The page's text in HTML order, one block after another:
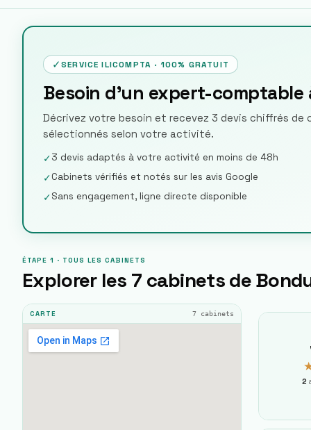
✓ SERVICE ILICOMPTA · 100% GRATUIT
Besoin d'un expert-comptable
Décrivez votre besoin et recevez 3 devis chiffrés de
sélectionnés selon votre activité.
✓3 devis adaptés à votre activité en moins de 48h
✓Cabinets vérifiés et notés sur les avis Google
✓Sans engagement, ligne directe disponible
ÉTAPE 1 · TOUS LES CABINETS
Explorer les 7 cabinets de
CARTE 7 cabinets
2